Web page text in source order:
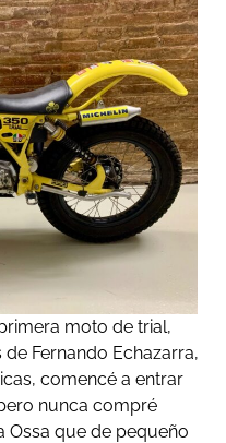
moto de trial,
Fernando Echazarra,
comencé a entrar
nunca compré
Ossa que de pequeño